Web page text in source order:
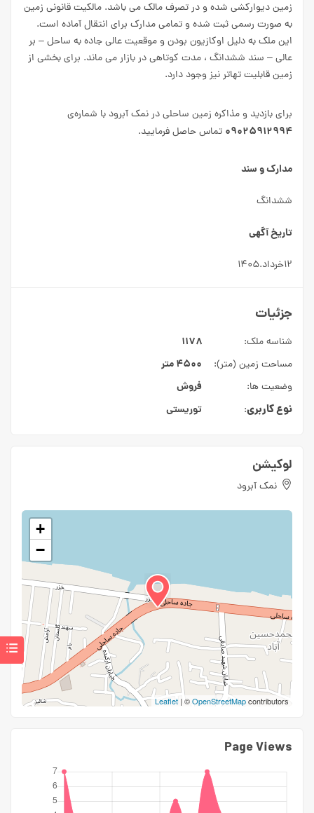
زمین دیوارکشی شده و در تصرف مالک می باشد. مالکیت قانونی زمین
به صورت رسمی ثبت شده و تمامی مدارک برای انتقال آماده است.
این ملک به دلیل اوکازیون بودن و موقعیت عالی جاده به ساحل – بر
عالی – سند ششدانگ ، مدت کوتاهی در بازار می ماند. برای بخشی از
زمین قابلیت تهاتر نیز وجود دارد.
برای بازدید و مذاکره زمین ساحلی در نمک آبرود با شماره‌ی
۰۹۰۲۵۹۱۲۹۹۴ تماس حاصل فرمایید.
مدارک و سند
ششدانگ
تاریخ آگهی
۱۲خرداد.۱۴۰۵
جزئیات
شناسه ملک: ۱۱۷۸
مساحت زمین (متر): ۴۵۰۰ متر
وضعیت ها: فروش
نوع کاربری: توریستی
لوکیشن
نمک آبرود
+
−
Leaflet | ©OpenStreetMapcontributors
Page Views